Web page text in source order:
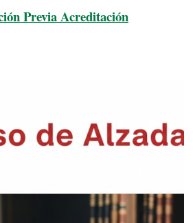
Previa Acreditación